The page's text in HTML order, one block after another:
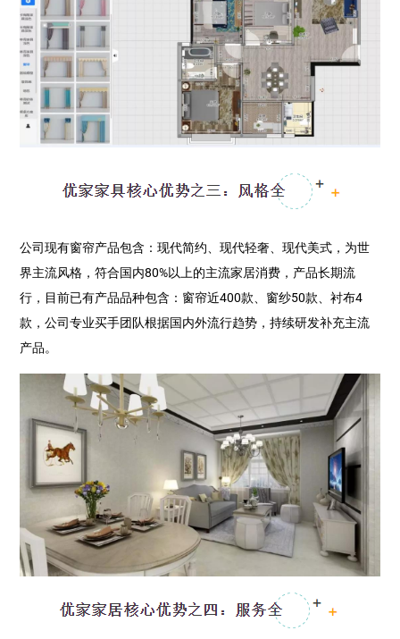
公司现有窗帘产品包含：现代简约、现代轻奢、现代美式，为世
界主流风格，符合国内80%以上的主流家居消费，产品长期流
行，目前已有产品品种包含：窗帘近400款、窗纱50款、衬布4
款，公司专业买手团队根据国内外流行趋势，持续研发补充主流
产品。